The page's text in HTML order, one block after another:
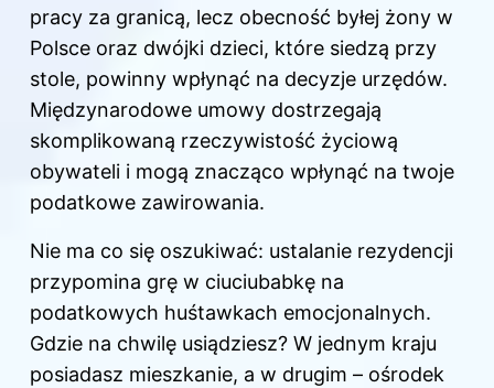
pracy za granicą, lecz obecność byłej żony w
Polsce oraz dwójki dzieci, które siedzą przy
stole, powinny wpłynąć na decyzje urzędów.
Międzynarodowe umowy dostrzegają
skomplikowaną rzeczywistość życiową
obywateli i mogą znacząco wpłynąć na twoje
podatkowe zawirowania.
Nie ma co się oszukiwać: ustalanie rezydencji
przypomina grę w ciuciubabkę na
podatkowych huśtawkach emocjonalnych.
Gdzie na chwilę usiądziesz? W jednym kraju
posiadasz mieszkanie, a w drugim – ośrodek